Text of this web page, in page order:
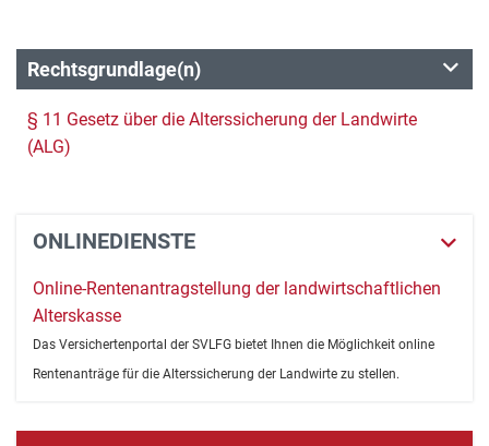
Rechtsgrundlage(n)
§ 11 Gesetz über die Alterssicherung der Landwirte
(ALG)
ONLINEDIENSTE
Online-Rentenantragstellung der landwirtschaftlichen
Alterskasse
Das Versichertenportal der SVLFG bietet Ihnen die Möglichkeit online
Rentenanträge für die Alterssicherung der Landwirte zu stellen.